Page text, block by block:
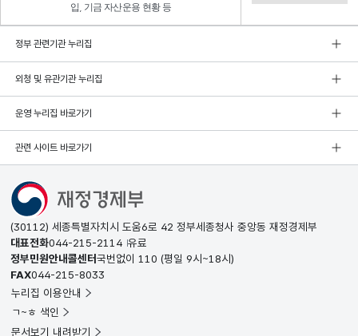
입, 기금 자산운용 현황 등
정부 관련기관 누리집
외청 및 유관기관 누리집
운영 누리집 바로가기
관련 사이트 바로가기
(30112) 세종특별자치시 도움6로 42 정부세종청사 중앙동 재정경제부
대표전화044-215-2114 유료
정부민원안내콜센터국번없이 110 (평일 9시~18시)
FAX044-215-8033
누리집 이용안내
ㄱ~ㅎ 색인
문서보기 내려받기